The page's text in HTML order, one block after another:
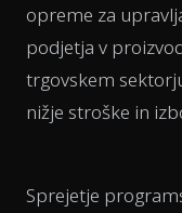
opreme za
podjetja v
trgovskem
nižje stroške in
Sprejetje